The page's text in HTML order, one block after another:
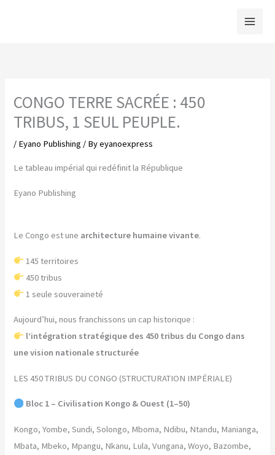
CONGO TERRE SACRÉE : 450
TRIBUS, 1 SEUL PEUPLE.
/ Eyano Publishing / Byeyanoexpress
Le tableau impérial qui redéfinit la République
Eyano Publishing
Le Congo est une architecture humaine vivante.
145 territoires
450 tribus
1 seule souveraineté
Aujourd’hui, nous franchissons un cap historique :
l’intégration stratégique des 450 tribus du Congo dans
une vision nationale structurée
LES 450 TRIBUS DU CONGO (STRUCTURATION IMPÉRIALE)
Bloc 1 – Civilisation Kongo & Ouest (1–50)
Kongo, Yombe, Sundi, Solongo, Mboma, Ndibu, Ntandu, Manianga,
Mbata, Mbeko, Mpangu, Nkanu, Lula, Vungana, Woyo, Bazombe,